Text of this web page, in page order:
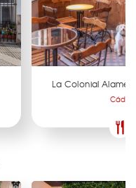
La Colonial
Cádiz